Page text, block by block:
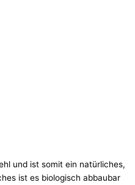
und ist somit ein natürliches,
ist es biologisch abbaubar